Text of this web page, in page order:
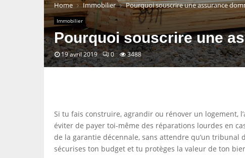
Home Immobilier Pourquoi souscrire une assurance
Immobilier
Pourquoi souscrire une
19 avril 2019 0 3488
Si tu fais construire, agrandir ou rénover un logement,
éviter de payer toi-même des réparations lourdes en
de la garantie décennale, sans attendre qu’un
sécurises ton budget et tu protèges la valeur de ton